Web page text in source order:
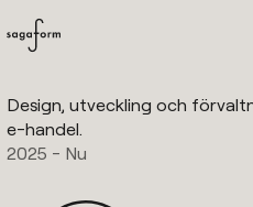
Design, utveckling och
e-handel.
2025 - Nu